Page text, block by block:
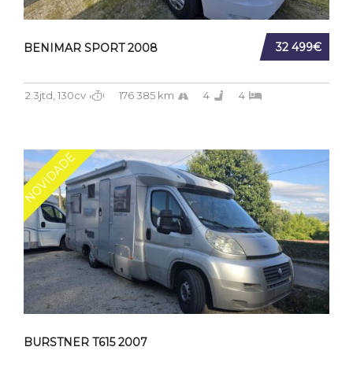
32 499€
BENIMAR SPORT 2008
2.3jtd, 130cv 176 385 km 4 4
NOVIDADE
BURSTNER T615 2007